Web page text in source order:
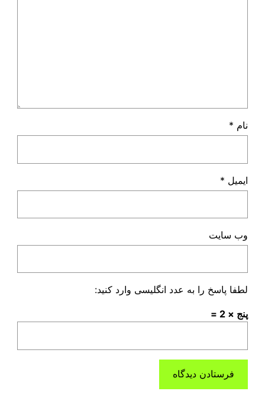
نام *
ایمیل *
وب‌ سایت
لطفا پاسخ را به عدد انگلیسی وارد کنید:
پنج × 2 =